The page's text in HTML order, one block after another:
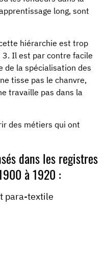
long, sont
hiérarchie est trop
Il est par contre facile
de la spécialisation des
tisse pas le chanvre,
travaille pas dans la
des métiers qui ont
dans les registres
à 1920 :
para-textile